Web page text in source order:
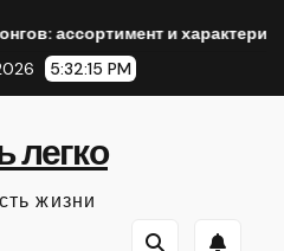
и характеристики
5:32:16 PM
легко
жизни